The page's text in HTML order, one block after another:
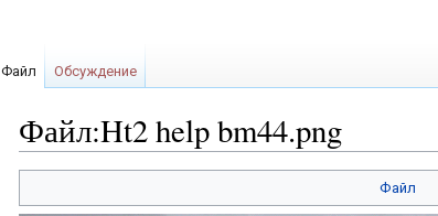
Файл:Ht2 help bm44.png
к
к
Файл
Файл Обсуждение